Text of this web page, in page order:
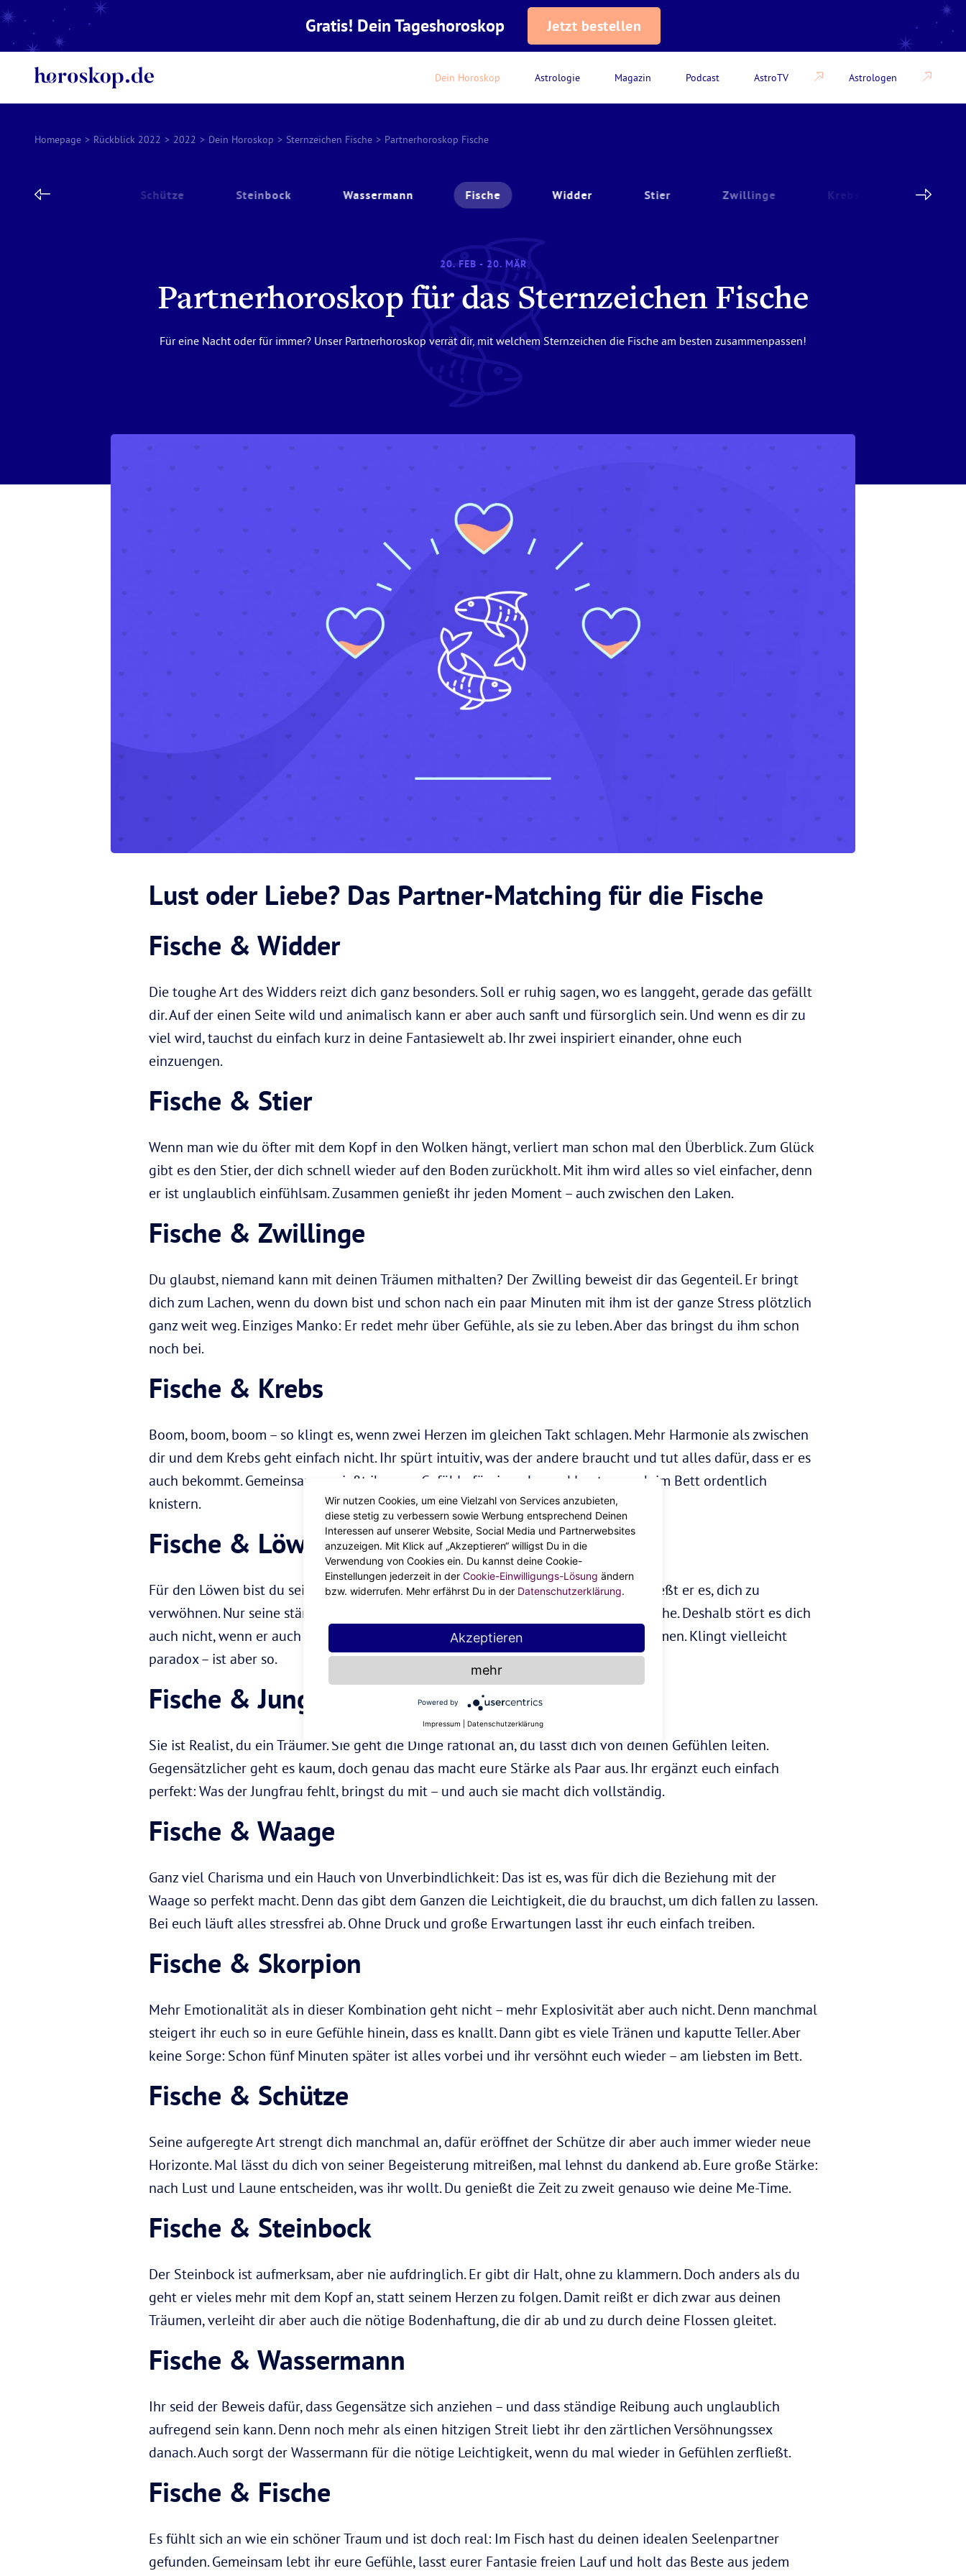
Dein Horoskop Astrologie Magazin Podcast AstroTV Astrologen
Gratis! Dein Tageshoroskop Jetzt bestellen
Homepage > Rückblick 2022 > 2022 > Dein Horoskop > Sternzeichen Fische > Partnerhoroskop Fische
Skorpion Schütze Steinbock Wassermann Fische Widder Stier Zwillinge Krebs Löwe
20. FEB - 20. MÄR
Partnerhoroskop für das Sternzeichen Fische
Für eine Nacht oder für immer? Unser Partnerhoroskop verrät dir, mit welchem Sternzeichen die Fische am besten zusammenpassen!
Lust oder Liebe? Das Partner-Matching für die Fische
Fische & Widder
Die toughe Art des Widders reizt dich ganz besonders. Soll er ruhig sagen, wo es langgeht, gerade das gefällt
dir. Auf der einen Seite wild und animalisch kann er aber auch sanft und fürsorglich sein. Und wenn es dir zu
viel wird, tauchst du einfach kurz in deine Fantasiewelt ab. Ihr zwei inspiriert einander, ohne euch
einzuengen.
Fische & Stier
Wenn man wie du öfter mit dem Kopf in den Wolken hängt, verliert man schon mal den Überblick. Zum Glück
gibt es den Stier, der dich schnell wieder auf den Boden zurückholt. Mit ihm wird alles so viel einfacher, denn
er ist unglaublich einfühlsam. Zusammen genießt ihr jeden Moment – auch zwischen den Laken.
Fische & Zwillinge
Du glaubst, niemand kann mit deinen Träumen mithalten? Der Zwilling beweist dir das Gegenteil. Er bringt
dich zum Lachen, wenn du down bist und schon nach ein paar Minuten mit ihm ist der ganze Stress plötzlich
ganz weit weg. Einziges Manko: Er redet mehr über Gefühle, als sie zu leben. Aber das bringst du ihm schon
noch bei.
Fische & Krebs
Boom, boom, boom – so klingt es, wenn zwei Herzen im gleichen Takt schlagen. Mehr Harmonie als zwischen
dir und dem Krebs geht einfach nicht. Ihr spürt intuitiv, was der andere braucht und tut alles dafür, dass er es
auch bekommt. Gemeinsam genießt ihr eure Gefühle füreinander und lasst es auch im Bett ordentlich
knistern.
Fische & Löwe
Für den Löwen bist du sein Ein und Alles! Unglaublich herzlich und großzügig, genießt er es, dich zu
verwöhnen. Nur seine ständige Sucht nach Action nervt etwas, denn du liebst die Ruhe. Deshalb stört es dich
auch nicht, wenn er auch mal allein loszieht. Das bringt euch nur noch näher zusammen. Klingt vielleicht
paradox – ist aber so.
Fische & Jungfrau
Sie ist Realist, du ein Träumer. Sie geht die Dinge rational an, du lässt dich von deinen Gefühlen leiten.
Gegensätzlicher geht es kaum, doch genau das macht eure Stärke als Paar aus. Ihr ergänzt euch einfach
perfekt: Was der Jungfrau fehlt, bringst du mit – und auch sie macht dich vollständig.
Fische & Waage
Ganz viel Charisma und ein Hauch von Unverbindlichkeit: Das ist es, was für dich die Beziehung mit der
Waage so perfekt macht. Denn das gibt dem Ganzen die Leichtigkeit, die du brauchst, um dich fallen zu lassen.
Bei euch läuft alles stressfrei ab. Ohne Druck und große Erwartungen lasst ihr euch einfach treiben.
Fische & Skorpion
Mehr Emotionalität als in dieser Kombination geht nicht – mehr Explosivität aber auch nicht. Denn manchmal
steigert ihr euch so in eure Gefühle hinein, dass es knallt. Dann gibt es viele Tränen und kaputte Teller. Aber
keine Sorge: Schon fünf Minuten später ist alles vorbei und ihr versöhnt euch wieder – am liebsten im Bett.
Fische & Schütze
Seine aufgeregte Art strengt dich manchmal an, dafür eröffnet der Schütze dir aber auch immer wieder neue
Horizonte. Mal lässt du dich von seiner Begeisterung mitreißen, mal lehnst du dankend ab. Eure große Stärke:
nach Lust und Laune entscheiden, was ihr wollt. Du genießt die Zeit zu zweit genauso wie deine Me-Time.
Fische & Steinbock
Der Steinbock ist aufmerksam, aber nie aufdringlich. Er gibt dir Halt, ohne zu klammern. Doch anders als du
geht er vieles mehr mit dem Kopf an, statt seinem Herzen zu folgen. Damit reißt er dich zwar aus deinen
Träumen, verleiht dir aber auch die nötige Bodenhaftung, die dir ab und zu durch deine Flossen gleitet.
Fische & Wassermann
Ihr seid der Beweis dafür, dass Gegensätze sich anziehen – und dass ständige Reibung auch unglaublich
aufregend sein kann. Denn noch mehr als einen hitzigen Streit liebt ihr den zärtlichen Versöhnungssex
danach. Auch sorgt der Wassermann für die nötige Leichtigkeit, wenn du mal wieder in Gefühlen zerfließt.
Fische & Fische
Es fühlt sich an wie ein schöner Traum und ist doch real: Im Fisch hast du deinen idealen Seelenpartner
gefunden. Gemeinsam lebt ihr eure Gefühle, lasst eurer Fantasie freien Lauf und holt das Beste aus jedem
Wir nutzen Cookies, um eine Vielzahl von Services anzubieten,
diese stetig zu verbessern sowie Werbung entsprechend Deinen
Interessen auf unserer Website, Social Media und Partnerwebsites
anzuzeigen. Mit Klick auf „Akzeptieren“ willigst Du in die
Verwendung von Cookies ein. Du kannst deine Cookie-
Einstellungen jederzeit in der Cookie-Einwilligungs-Lösung ändern
bzw. widerrufen. Mehr erfährst Du in der Datenschutzerklärung.
Akzeptieren
mehr
Powered by
Impressum Datenschutzerklärung